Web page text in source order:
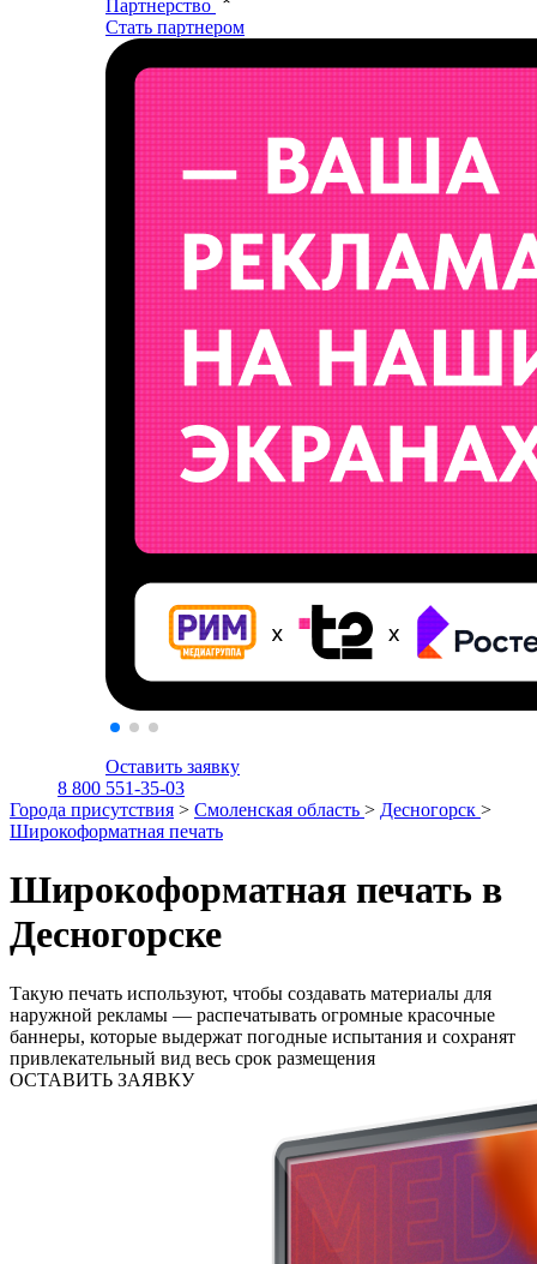
Партнерство
Стать партнером
Оставить заявку
8 800 551-35-03
Города присутствия > Смоленская область > Десногорск >
Широкоформатная печать
Широкоформатная печать в
Десногорске
Такую печать используют, чтобы создавать материалы для
наружной рекламы — распечатывать огромные красочные
баннеры, которые выдержат погодные испытания и сохранят
привлекательный вид весь срок размещения
ОСТАВИТЬ ЗАЯВКУ